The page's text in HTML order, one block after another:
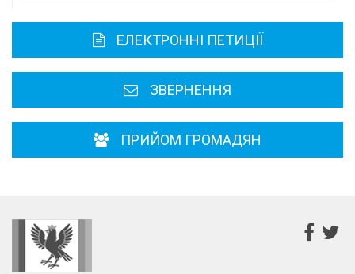
Районні, міські ради
ЕЛЕКТРОННІ ПЕТИЦІЇ
ЗВЕРНЕННЯ
ПРИЙОМ ГРОМАДЯН